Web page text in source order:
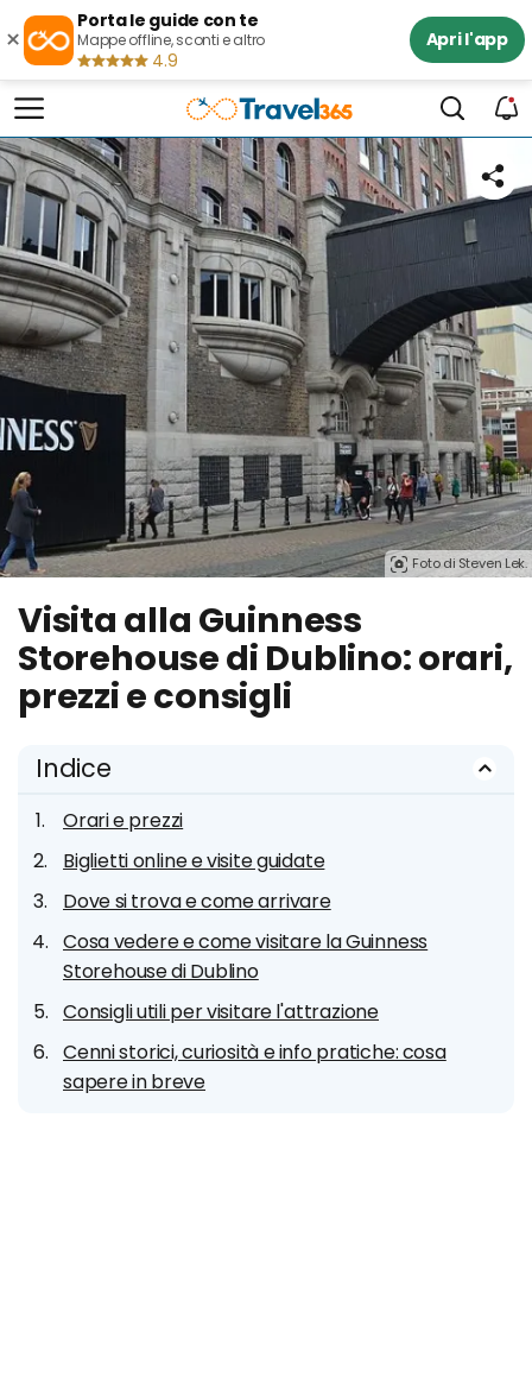
×
Porta le guide con te
Mappe offline, sconti e altro
4.9
Apri l'app
Foto di Steven Lek.
Visita alla Guinness
Storehouse di Dublino: orari,
prezzi e consigli
Indice
Orari e prezzi
Biglietti online e visite guidate
Dove si trova e come arrivare
Cosa vedere e come visitare la Guinness
Storehouse di Dublino
Consigli utili per visitare l'attrazione
Cenni storici, curiosità e info pratiche: cosa
sapere in breve